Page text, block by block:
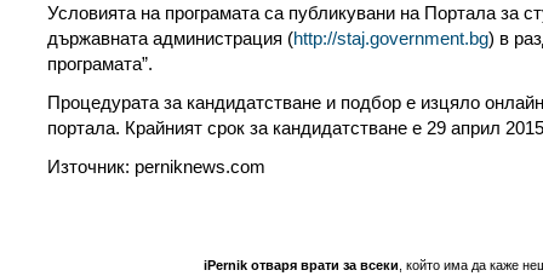
Условията на програмата са публикувани на Портала за
държавната администрация (http://staj.government.bg) в
програмата”.
Процедурата за кандидатстване и подбор е изцяло
портала. Крайният срок за кандидатстване е 29 април 2015
Източник: perniknews.com
iPernik отваря врати за всеки , който има да каже